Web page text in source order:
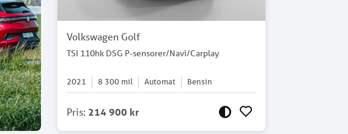
Volkswagen Golf
TSI 110hk DSG P-sensorer/Navi/Carplay
2021 8 300mil Automat Bensin
Pris: 214 900 kr